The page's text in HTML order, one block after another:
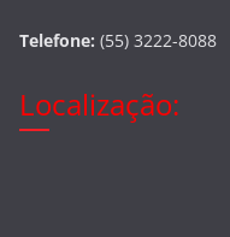
Telefone: (55) 3222-8088
Localização: